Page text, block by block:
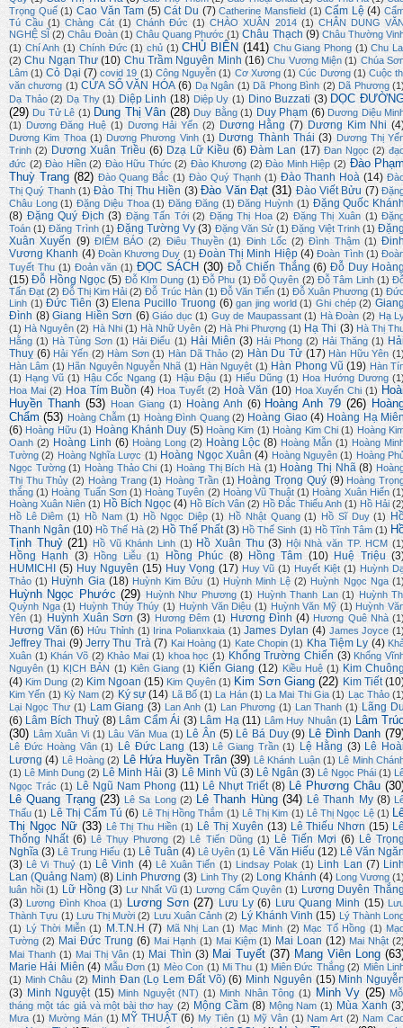
Trọng Quế (1) Cao Văn Tam (5) Cát Du (7) Catherine Mansfield (1) Cẩm Lệ (4)
Tú Cầu (1) Chàng Cát (1) Chánh Đức (1) CHÀO XUÂN 2014 (1) CHÂN DUNG
NGHỆ SĨ (2) Châu Đoàn (1) Châu Quang Phước (1) Châu Thạch (9) Châu Thường
(1) Chí Anh (1) Chính Đức (1) chủ (1) CHỦ BIÊN (141) Chu Giang Phong (1) Chu
(2) Chu Ngạn Thư (10) Chu Trầm Nguyên Minh (16) Chu Vương Miện (1) Chúa
Lâm (1) Cỏ Dại (7) covid 19 (1) Công Nguyễn (1) Cơ Xương (1) Cúc Dương (1) Cuộc
văn chương (1) CỬA SỔ VĂN HÓA (6) Dạ Ngân (1) Dã Phong Bình (2) Dã Phương
Dạ Thảo (2) Dạ Thy (1) Diệp Linh (18) Diệp Uy (1) Dino Buzzati (3) DỌC
(29) Du Tử Lê (1) Dung Thị Vân (28) Duy Bằng (1) Duy Phạm (6) Dương Diệu
(1)
Dương Đăng Huệ (1) Dương Hải Yến (2) Dương Hằng (7) Dương Kim Nhi
Dương Kim Thoa (1) Dương Phương Vinh (1) Dương Thành Thái (3) Dương Thị
Trinh (2) Dương Xuân Triều (6) Dzạ Lữ Kiều (6) Đàm Lan (17) Đan Ngọc (2)
đức (2) Đào Hiền (2) Đào Hữu Thức (2) Đào Khương (2) Đào Minh Hiệp (2) Đào
Thuỳ Trang (82) Đào Quang Bắc (1) Đào Quý Thạnh (1) Đào Thanh Hoà (14)
Thị Quý Thanh (1) Đào Thị Thu Hiền (3) Đào Văn Đạt (31) Đào Viết Bửu (7)
Châu Long (1) Đặng Diệu Thoa (1) Đăng Đăng (1) Đăng Huỳnh (1) Đặng Quốc
(8) Đặng Quý Địch (3) Đặng Tấn Tới (2) Đặng Thị Hoa (2) Đặng Thị Xuân (1)
Toán (1) Đăng Trình (1) Đặng Tường Vy (3) Đặng Văn Sử (1) Đặng Việt Trinh (1)
Xuân Xuyến (9) ĐIỂM BÁO (2) Điêu Thuyền (1) Đinh Lốc (2) Đình Thậm (1)
Vương Khanh (4) Đoàn Khương Duy (1) Đoàn Thị Minh Hiệp (4) Đoàn Tình (1)
Tuyết Thu (1) Đoản văn (1) ĐỌC SÁCH (30) Đỗ Chiến Thắng (6) Đỗ Duy
(15) Đỗ Hồng Ngọc (5) Đỗ KIm Dung (1) Đỗ Phu (1) Đỗ Quyên (2) Đỗ Tâm Linh (1)
Tấn Đạt (2) Đỗ Thị Kim Hải (2) Đỗ Trúc Hàn (1) Đỗ Văn Tiến (1) Đỗ Xuân Phương (1)
Linh (1) Đức Tiên (3) Elena Pucillo Truong (6) gan jing world (1) Ghi chép (2)
Đình (8) Giang Hiền Sơn (6) Giáo dục (1) Guy de Maupassant (1) Hà Đoàn (2) Hạ
(1) Hà Nguyên (2) Hà Nhi (1) Hà Nhữ Uyên (2) Hà Phi Phượng (1) Hạ Thi (3) Hà Thị
Hằng (1) Hà Tùng Sơn (1) Hải Điểu (1) Hải Miên (3) Hải Phong (2) Hải Thăng (1)
Thuỵ (6) Hải Yến (2) Hàm Sơn (1) Hàn Dã Thảo (2) Hàn Du Tử (17) Hàn Hữu Yên
Hàn Lâm (1) Hãn Nguyên Nguyễn Nhã (1) Hàn Nguyệt (1) Hàn Phong Vũ (19) Hàn
(1) Hạng Vũ (1) Hậu Cốc Ngang (1) Hậu Đậu (1) Hiếu Dũng (1) Hoa Hướng Dương
Hoa Mai (2) Hoa Tím Buồn (4) Hoa Tuyết (2) Hoà Văn (10) Hoa Xuyến Chi (1)
Huyền Thanh (53) Hoan Giang (1) Hoàng Anh (6) Hoàng Anh 79 (26)
Chẩm (53) Hoàng Chẫm (1) Hoàng Đình Quang (2) Hoàng Giao (4) Hoàng Hạ
(6) Hoàng Hữu (1) Hoàng Khánh Duy (5) Hoàng Kim (1) Hoàng Kim Chi (1) Hoàng
Oanh (2) Hoàng Linh (6) Hoàng Long (2) Hoàng Lộc (8) Hoàng Mẫn (1) Hoàng
Tường (2) Hoàng Nghĩa Lược (1) Hoàng Ngọc Xuân (4) Hoàng Nguyên (1) Hoàng
Ngọc Tường (1) Hoàng Thảo Chi (1) Hoàng Thị Bích Hà (1) Hoàng Thị Nhã (8)
Thị Thu Thủy (2) Hoàng Trang (1) Hoàng Trần (1) Hoàng Trọng Quý (9) Hoàng
thắng (1) Hoàng Tuấn Sơn (1) Hoàng Tuyên (2) Hoàng Vũ Thuật (1) Hoàng Xuân Hiến
Hoàng Xuân Niên (1) Hồ Bích Ngọc (4) Hồ Bích Vân (2) Hồ Đắc Thiếu Anh (1) Hồ Hải
Hồ Lê Diêm (1) Hồ Nam (1) Hồ Ngọc Diệp (1) Hồ Nhật Quang (1) Hồ Sĩ Duy (1)
Thanh Ngân (10) Hồ Thế Hà (2) Hồ Thế Phất (3) Hồ Thế Sinh (1) Hồ Tĩnh Tâm (1)
Tịnh Thuỷ (21) Hồ Vũ Khánh Linh (1) Hồ Xuân Thu (3) Hội Nhà văn TP. HCM
Hồng Hạnh (3) Hồng Liễu (1) Hồng Phúc (8) Hồng Tâm (10) Huệ Triệu
HUMICHI
(5) Huy Nguyên (15) Huy Vọng (17) Huy Vũ (1) Huyết Kiệt (1) Huỳnh
Thảo (1) Huỳnh Gia (18) Huỳnh Kim Bửu (1) Huỳnh Minh Lệ (2) Huỳnh Ngọc Nga
Huỳnh Ngọc Phước (29) Huỳnh Như Phương (1) Huỳnh Thanh Lan (1)
Huỳnh
Quỳnh Nga (1) Huỳnh Thúy Thúy (1) Huỳnh Văn Diệu (1) Huỳnh Văn Mỹ (1) Huỳnh
Yên (1) Huỳnh Xuân Sơn (3) Hương Đêm (1) Hương Đình (4) Hương Quê Nhà
Hương Văn (6) Hửu Thỉnh (1) Irina Polianxkaia (1) James Dylan (4) James Joyce
Jeffrey Thai (9) Jerry Thu Trà (7) Kai Hoàng (1) Kate Chopin (1) Kha Tiệm Ly (4)
Xuân (1) Khán Võ (2) Khảo Mai (1) khoa học (1) Khổng Trường Chiến (3) Khổng
Nguyên (1) KỊCH BẢN (1) Kiên Giang (1) Kiến Giang (12) Kiều Huệ (1) Kim
(4) Kim Dung (2) Kim Ngoan (15) Kim Quyên (1) Kim Sơn Giang (22) Kim Tiết
Kim Yến (1) Kỳ Nam (2) Ký sự (14) Lã Bố (1) La Hán (1) La Mai Thi Gia (1) Lạc Thảo
Lại Ngọc Thư (1) Lam Giang (3) Lan Anh (1) Lan Phương (1) Lan Thanh (1) Lãng
(6) Lâm Bích Thuỷ (8) Lâm Cẩm Ái (3) Lâm Hạ (11) Lâm Huy Nhuận (1) Lâm
(30) Lâm Xuân Vi (1) Lâu Văn Mua (1) Lê Ân (5) Lê Bá Duy (9) Lê Đình Danh
Lê Đức Hoàng Vân (1) Lê Đức Lang (13) Lê Giang Trần (1) Lệ Hằng (3) Lê
Lương (4) Lê Hoàng (2) Lê Hứa Huyền Trân (39) Lê Khánh Luận (1) Lê Minh
(1) Lê Minh Dung (2) Lê Minh Hải (3) Lê Minh Vũ (3) Lê Ngân (3) Lê Ngọc Phái (1)
Ngọc Trác (1) Lê Ngũ Nam Phong (11) Lê Nhựt Triết (8) Lê Phương Châu
Lê Quang Trạng (23) Lê Sa Long (2) Lê Thanh Hùng (34) Lê Thanh My (8)
Thấu (1) Lê Thị Cẩm Tú (6) Lê Thị Hồng Thắm (1) Lê Thị Kim (1) Lê Thị Ngọc Lệ (1)
Thị Ngọc Nữ (33) Lê Thị Thu Hiền (1) Lê Thị Xuyên (13) Lê Thiếu Nhơn (15)
Thống Nhất (6) Lê Thụy Phương (2) Lê Tiến Dũng (1) Lê Tiến Mợi (6) Lê
Nghĩa (3) Lê Trung Hiếu (1) Lê Tuân (4) Lê Uyên (1) Lê Văn Hiếu (12) Lê Văn
(3) Lê Vi Thuỷ (1) Lê Vinh (4) Lê Xuân Tiến (1) Lindsay Polak (1) Linh Lan (7)
Lan (Quảng Nam) (8) Linh Phương (3) Linh Thy (2) Long Khánh (4) Long Vương
luân hồi (1) Lữ Hồng (3) Lư Nhất Vũ (1) Lương Cẩm Quyên (1) Lương Duyên
(3) Lương Đình Khoa (1) Lương Sơn (27) Lưu Ly (6) Lưu Quang Minh (15)
Thành Tựu (1) Lưu Thị Mười (2) Lưu Xuân Cảnh (2) Lý Khánh Vinh (15) Lý Thành
(1)
Lý Thời Miễn (1) M.T.N.H (7) Mã Nhị Lan (1) Mạc Minh (2) Mạc Tố Hồng (1)
Tường (2) Mai Đức Trung (6) Mai Hạnh (1) Mai Kiệm (1) Mai Loan (12) Mai Nhật
Mai Thanh (1) Mai Thị Vân (1) Mai Thìn (3) Mai Tuyết (37) Mang Viên Long
Marie Hải Miên (4) Mẫu Đơn (1) Mèo Con (1) Mi Thu (1) Miên Đức Thắng (2) Miên
(1) Minh Châu (2) Minh Đan (Lọ Lem Đất Võ) (6) Minh Nguyên (15) Minh
(3) Minh Nguyệt (15) Minh Nguyệt (NT) (1) Minh Nhân Tông (1) Minh Vy (25)
tháng một tác giả và một bài thơ hay (2) Mộng Cầm (8) Mộng Nam (1) Mùa Xanh
Mưa (1) Mường Mán (1) MỸ THUẬT (6) My Tiên (1) Mỹ Vân (1) Nam Art (2) Nam